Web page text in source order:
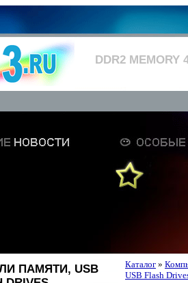
DDR2 MEMORY
ПАМЯТИ, USB
Каталог »
USB Flash